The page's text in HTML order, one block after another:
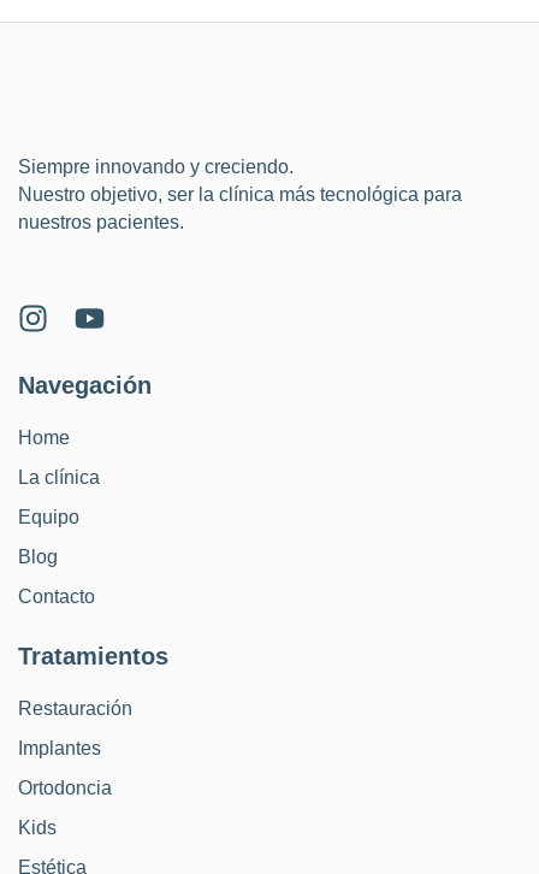
Siempre innovando y creciendo.
Nuestro objetivo, ser la clínica más tecnológica para
nuestros pacientes.
Navegación
Home
La clínica
Equipo
Blog
Contacto
Tratamientos
Restauración
Implantes
Ortodoncia
Kids
Estética